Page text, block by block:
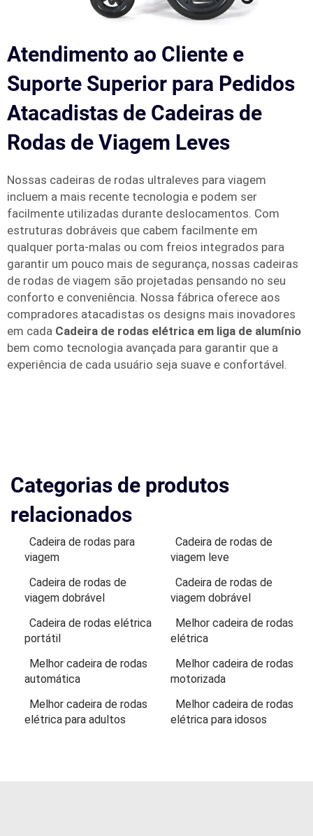
Atendimento ao Cliente e
Suporte Superior para Pedidos
Atacadistas de Cadeiras de
Rodas de Viagem Leves
Nossas cadeiras de rodas ultraleves para viagem
incluem a mais recente tecnologia e podem ser
facilmente utilizadas durante deslocamentos. Com
estruturas dobráveis que cabem facilmente em
qualquer porta-malas ou com freios integrados para
garantir um pouco mais de segurança, nossas cadeiras
de rodas de viagem são projetadas pensando no seu
conforto e conveniência. Nossa fábrica oferece aos
compradores atacadistas os designs mais inovadores
em cada Cadeira de rodas elétrica em liga de alumínio
bem como tecnologia avançada para garantir que a
experiência de cada usuário seja suave e confortável.
Categorias de produtos
relacionados
Cadeira de rodas para
viagem
Cadeira de rodas de
viagem leve
Cadeira de rodas de
viagem dobrável
Cadeira de rodas de
viagem dobrável
Cadeira de rodas elétrica
portátil
Melhor cadeira de rodas
elétrica
Melhor cadeira de rodas
automática
Melhor cadeira de rodas
motorizada
Melhor cadeira de rodas
elétrica para adultos
Melhor cadeira de rodas
elétrica para idosos